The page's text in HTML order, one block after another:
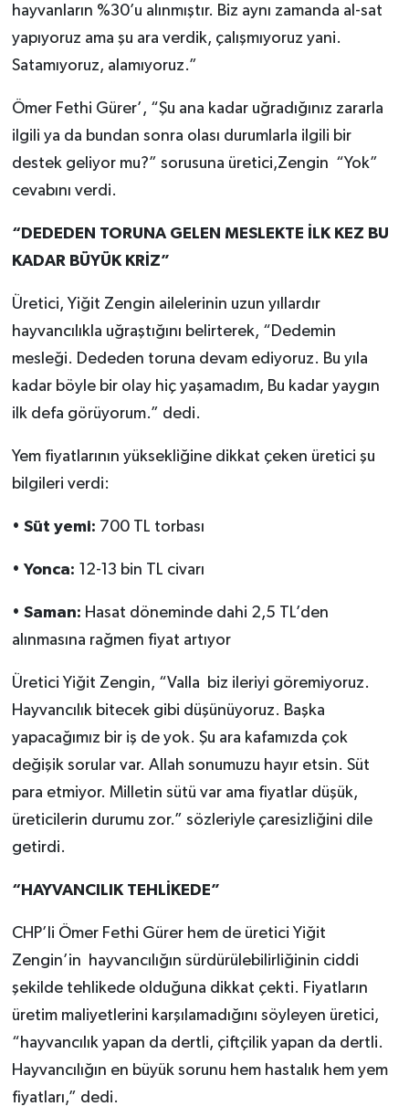
hayvanların %30’u alınmıştır. Biz aynı zamanda al-sat
yapıyoruz ama şu ara verdik, çalışmıyoruz yani.
Satamıyoruz, alamıyoruz.”
Ömer Fethi Gürer’, “Şu ana kadar uğradığınız zararla
ilgili ya da bundan sonra olası durumlarla ilgili bir
destek geliyor mu?” sorusuna üretici,Zengin “Yok”
cevabını verdi.
“DEDEDEN TORUNA GELEN MESLEKTE İLK KEZ BU
KADAR BÜYÜK KRİZ”
Üretici, Yiğit Zengin ailelerinin uzun yıllardır
hayvancılıkla uğraştığını belirterek, “Dedemin
mesleği. Dededen toruna devam ediyoruz. Bu yıla
kadar böyle bir olay hiç yaşamadım, Bu kadar yaygın
ilk defa görüyorum.” dedi.
Yem fiyatlarının yüksekliğine dikkat çeken üretici şu
bilgileri verdi:
• Süt yemi: 700 TL torbası
• Yonca: 12-13 bin TL civarı
• Saman: Hasat döneminde dahi 2,5 TL’den
alınmasına rağmen fiyat artıyor
Üretici Yiğit Zengin, “Valla biz ileriyi göremiyoruz.
Hayvancılık bitecek gibi düşünüyoruz. Başka
yapacağımız bir iş de yok. Şu ara kafamızda çok
değişik sorular var. Allah sonumuzu hayır etsin. Süt
para etmiyor. Milletin sütü var ama fiyatlar düşük,
üreticilerin durumu zor.” sözleriyle çaresizliğini dile
getirdi.
“HAYVANCILIK TEHLİKEDE”
CHP’li Ömer Fethi Gürer hem de üretici Yiğit
Zengin’in hayvancılığın sürdürülebilirliğinin ciddi
şekilde tehlikede olduğuna dikkat çekti. Fiyatların
üretim maliyetlerini karşılamadığını söyleyen üretici,
“hayvancılık yapan da dertli, çiftçilik yapan da dertli.
Hayvancılığın en büyük sorunu hem hastalık hem yem
fiyatları,” dedi.